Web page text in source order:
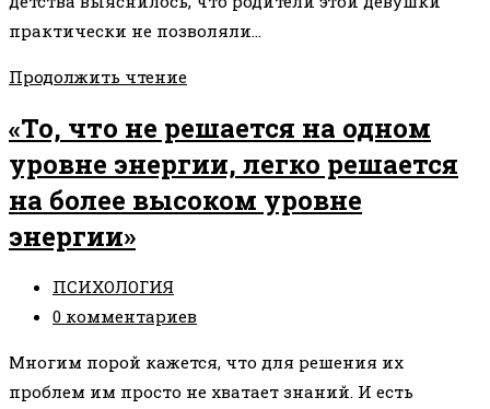
практически не позволяли…
Продолжить чтениеКЕЙС:
НЕ
МОГУ»
«То, что не решается на одном
уровне энергии, легко решается
на более высоком уровне
энергии»
Рубрика
записи:
ПСИХОЛОГИЯ
Комментарии
записи:
0 комментариев
Многим порой кажется, что для решения их
проблем им просто не хватает знаний. И есть